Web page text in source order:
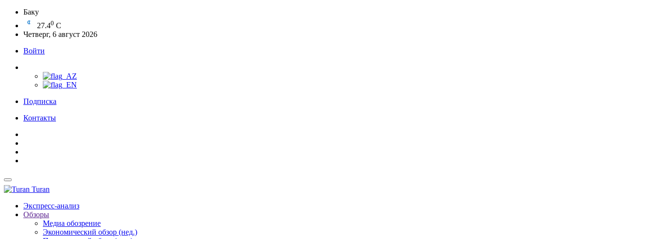
Баку
27.40 C
Четверг, 6 август 2026
Войти
Подписка
Контакты
Turan
Экспресс-анализ
Обзоры
Медиа обозрение
Экономический обзор (нед.)